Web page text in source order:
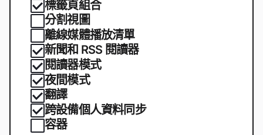
標籤頁組合
分割視圖
離線媒體播放清單
新聞和 RSS 閱讀器
閱讀器模式
夜間模式
翻譯
跨設備個人資料同步
容器